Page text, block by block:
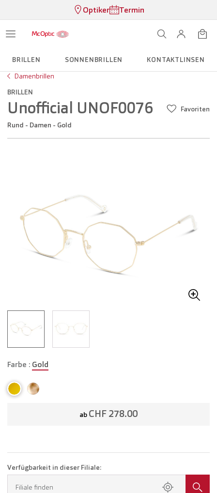
Optiker Termin
BRILLEN SONNENBRILLEN
KONTAKTLINSEN
Damenbrillen
BRILLEN
Unofficial UNOF0076
Rund - Damen - Gold
Favoriten
Farbe : Gold
ab CHF 278.00
Verfügbarkeit in dieser Filiale:
Filiale finden